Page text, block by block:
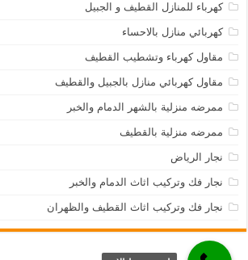
كهرباء للمنازل القطيف و الجبيل
كهربائي منازل بالاحساء
مقاول كهرباء وتشطيب القطيف
مقاول كهربائي منازل بالجبيل والقطيف
ممرضه منزلية بالشهر الدمام والخبر
ممرضه منزلية بالقطيف
نجار الرياض
نجار فك وتركيب اثاث الدمام والخبر
نجار فك وتركيب اثاث القطيف والظهران